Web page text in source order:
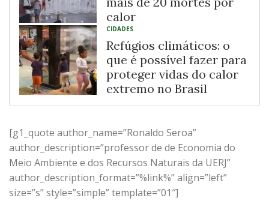
calor
CIDADES
Refúgios climáticos: o
que é possível fazer para
proteger vidas do calor
extremo no Brasil
[g1_quote author_name=”Ronaldo Seroa”
author_description=”professor de de Economia do
Meio Ambiente e dos Recursos Naturais da UERJ”
author_description_format=”%link%” align=”left”
size=”s” style=”simple” template=”01″]